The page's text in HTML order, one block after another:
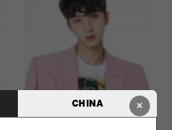
×
CHINA